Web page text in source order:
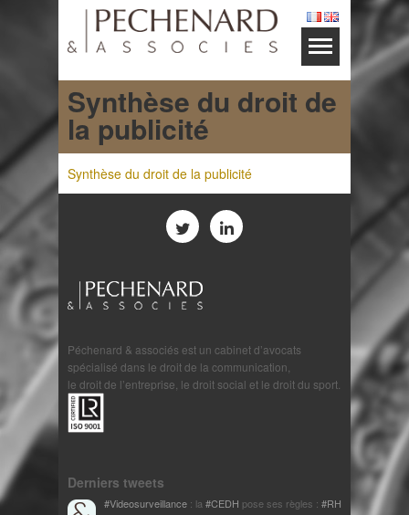
Synthèse du droit de
la publicité
Synthèse du droit de la publicité
Péchenard & associés est un cabinet d’avocats
spécialisé dans le droit de la communication,
le droit de l’entreprise, le droit social et le droit du sport.
Derniers tweets
#Videosurveillance : la#CEDH pose ses règles : #RH